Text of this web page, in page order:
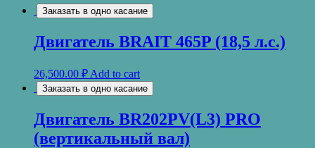
Заказать в одно касание
Двигатель BRAIT 465P (18,5 л.с.)
26,500.00 ₽ Add to cart
Заказать в одно касание
Двигатель BR202PV(L3) PRO
(вертикальный вал)